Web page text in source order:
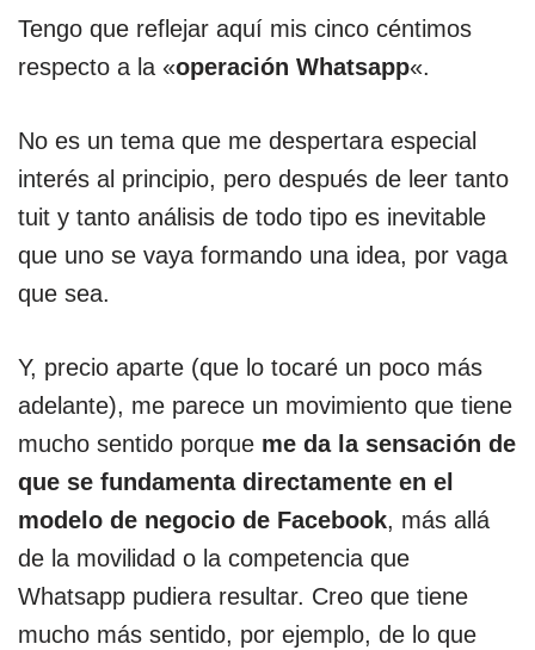
Tengo que reflejar aquí mis cinco céntimos
respecto a la «operación Whatsapp«.
No es un tema que me despertara especial
interés al principio, pero después de leer tanto
tuit y tanto análisis de todo tipo es inevitable
que uno se vaya formando una idea, por vaga
que sea.
Y, precio aparte (que lo tocaré un poco más
adelante), me parece un movimiento que tiene
mucho sentido porque me da la sensación de
que se fundamenta directamente en el
modelo de negocio de Facebook, más allá
de la movilidad o la competencia que
Whatsapp pudiera resultar. Creo que tiene
mucho más sentido, por ejemplo, de lo que